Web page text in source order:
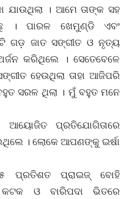
ଯାଉଥିଲା । ଆମେ ତାଙ୍କ ସହ
। ପାରଳ ଖେମୁଣ୍ଡି ଏବଂ
ଗଡ଼ ଜାତ ସଙ୍ଗୀତ ଓ ନୃତ୍ୟ
କରିଥିଲେ । ସେତେବେଳେ
ହେଉଥିଲା ତାହା ଆଜିପରି
ସରଳ ଥିଲା । ମୁଁ ବହୁତ ମନେ
ଆୟୋଜିତ ପ୍ରତିଯୋଗିତାରେ
। ଲୋକେ ଆପଣଙ୍କୁ ଇର୍ଷା
ପ୍ରତିଶତ ପ୍ରାଇଜ୍ ବୋହି
ଓ ବାରିପଦା ଭିତରେ